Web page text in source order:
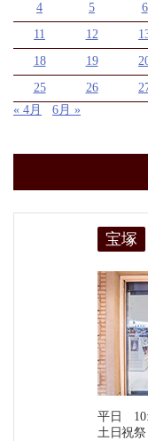
4
5 6
11
12
18
19
25
26
« 4月
6月 »
宝塚
平日
土日祝祭